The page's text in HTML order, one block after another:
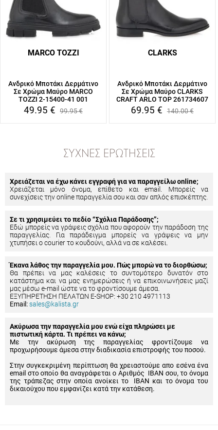
MARCO TOZZI
Ανδρικό Μποτάκι Δερμάτινο
Σε Χρώμα Μαύρο MARCO
TOZZI 2-15400-41 001
49.95 € 99.95€
CLARKS
Ανδρικό Μποτάκι Δερμάτινο
Σε Χρώμα Μαύρο CLARKS
CRAFT ARLO TOP 261734607
69.95 € 140.00€
ΣΥΧΝΈΣ ΕΡΩΤΉΣΕΙΣ
Χρειάζεται να έχω κάνει εγγραφή για να παραγγείλω online;
Χρειάζεται μόνο όνομα, επίθετο και email. Μπορείς να
συνεχίσεις την online παραγγελία σου και σαν απλός επισκέπτης.
Σε τι χρησιμεύει το πεδίο “Σχόλια Παράδοσης”;
Εδώ μπορείς να γράψεις σχόλια που αφορούν την παράδοση της
παραγγελίας. Για παράδειγμα μπορείς να γράψεις να μην
χτυπήσει ο courier το κουδούνι, αλλά να σε καλέσει.
Έκανα λάθος την παραγγελία μου. Πώς μπορώ να το διορθώσω;
Θα πρέπει να μας καλέσεις το συντομότερο δυνατόν στο
κατάστημα και να μας ενημερώσεις ή να επικοινωνήσεις μαζί
μας μέσω e-mail ώστε να το φροντίσουμε άμεσα.
ΕΞΥΠΗΡΕΤΗΣΗ ΠΕΛΑΤΩΝ E-SHOP: +30 210 4971113
Email:sales@kalista.gr
Ακύρωσα την παραγγελία μου ενώ είχα πληρώσει με
πιστωτική κάρτα. Τι πρέπει να κάνω;
Με την ακύρωση της παραγγελίας φροντίζουμε να
προχωρήσουμε άμεσα στην διαδικασία επιστροφής του ποσού.
Στην συγκεκριμένη περίπτωση θα χρειαστούμε απο εσένα ένα
email στο οποίο θα αναγράφεται ο Αριθμός IBAN σου, το όνομα
της τράπεζας στην οποία ανοίκει το IBAN και το όνομα του
δικαιούχου που εμφανίζει κατά την κατάθεση.